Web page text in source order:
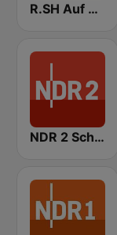
R.SH Auf Sylt
NDR 2 Schleswig-Holstein